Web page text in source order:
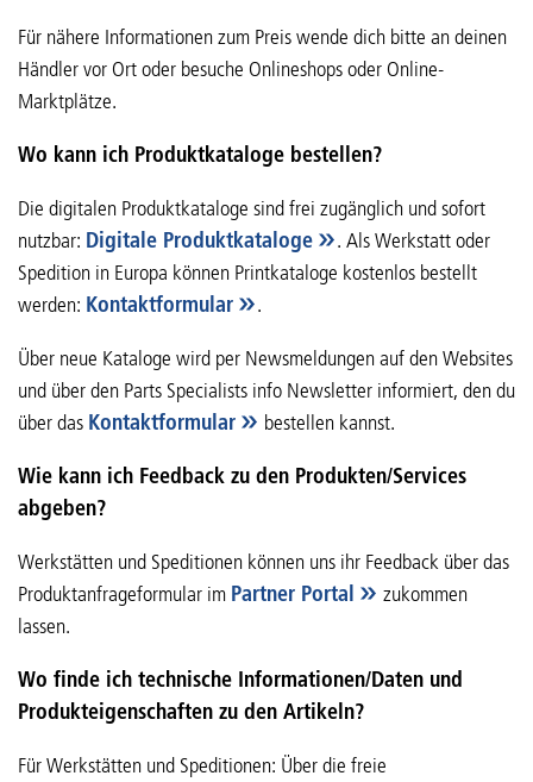
Für nähere Informationen zum Preis wende dich bitte an deinen
Händler vor Ort oder besuche Onlineshops oder Online-
Marktplätze.
Wo kann ich Produktkataloge bestellen?
Die digitalen Produktkataloge sind frei zugänglich und sofort
nutzbar: Digitale Produktkataloge
. Als Werkstatt oder
Spedition in Europa können Printkataloge kostenlos bestellt
werden: Kontaktformular .
Über neue Kataloge wird per Newsmeldungen auf den Websites
und über den Parts Specialists info Newsletter informiert, den du
über das Kontaktformular bestellen kannst.
Wie kann ich Feedback zu den Produkten/Services
abgeben?
Werkstätten und Speditionen können uns ihr Feedback über das
Produktanfrageformular im Partner Portal
zukommen
lassen.
Wo finde ich technische Informationen/Daten und
Produkteigenschaften zu den Artikeln?
Für Werkstätten und Speditionen: Über die freie